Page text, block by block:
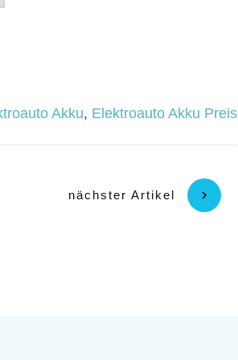
Akku, Elektroauto Akku Preis
nächster Artikel